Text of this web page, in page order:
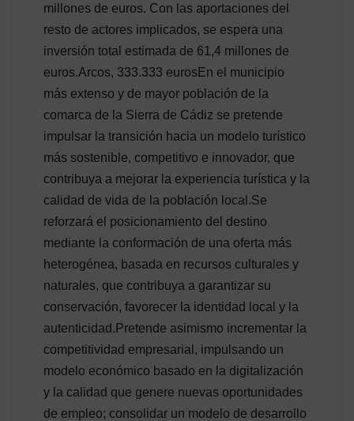
millones de euros. Con las aportaciones del
resto de actores implicados, se espera una
inversión total estimada de 61,4 millones de
euros.Arcos, 333.333 eurosEn el municipio
más extenso y de mayor población de la
comarca de la Sierra de Cádiz se pretende
impulsar la transición hacia un modelo turístico
más sostenible, competitivo e innovador, que
contribuya a mejorar la experiencia turística y la
calidad de vida de la población local.Se
reforzará el posicionamiento del destino
mediante la conformación de una oferta más
heterogénea, basada en recursos culturales y
naturales, que contribuya a garantizar su
conservación, favorecer la identidad local y la
autenticidad.Pretende asimismo incrementar la
competitividad empresarial, impulsando un
modelo económico basado en la digitalización
y la calidad que genere nuevas oportunidades
de empleo; consolidar un modelo de desarrollo